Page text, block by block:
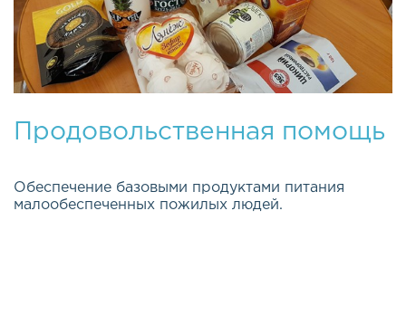
Продовольственная помощь
Обеспечение базовыми продуктами питания
малообеспеченных пожилых людей.